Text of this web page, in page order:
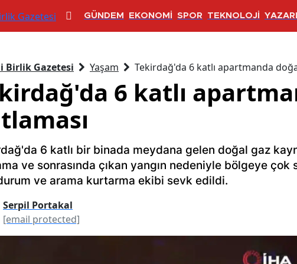
GÜNDEM EKONOMİ SPOR TEKNOLOJİ
Birlik Gazetesi Yaşam Tekirdağ'da 6 katlı apartmanda
6 katlı
6 katlı bir binada meydana gelen doğal gaz
ve sonrasında çıkan yangın nedeniyle bölgeye çok
ve arama kurtarma ekibi sevk edildi.
Serpil Portakal
[email protected]